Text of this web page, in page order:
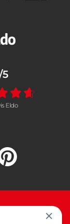
:
5
Eldo
Pinterest